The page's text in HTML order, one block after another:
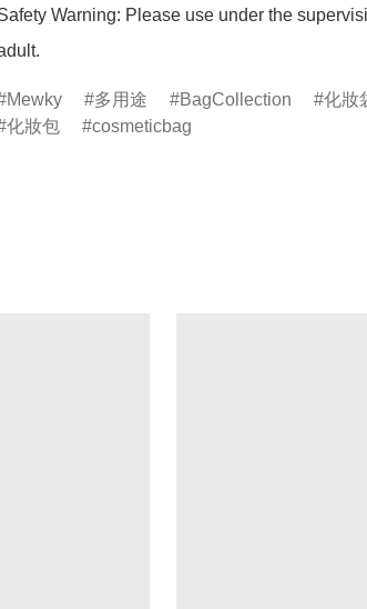
Warning: Please use under the
Mewky 多用途 BagCollection
化妝
化妝包
cosmeticbag